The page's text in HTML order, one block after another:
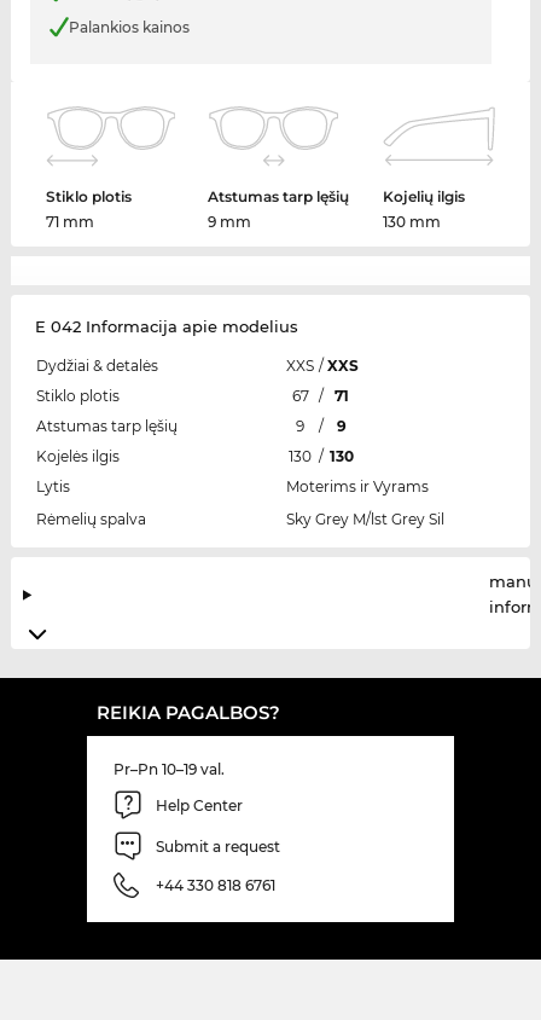
Palankios kainos
Stiklo plotis
71 mm
Atstumas tarp lęšių
9 mm
Kojelių ilgis
130 mm
E 042 Informacija apie modelius
Dydžiai & detalės XXS / XXS
Stiklo plotis
67 /
71
Atstumas tarp lęšių
9 /
9
Kojelės ilgis
130 / 130
Lytis
Moterims ir Vyrams
Rėmelių spalva
Sky Grey M/lst Grey Sil
REIKIA PAGALBOS?
Pr–Pn 10–19 val.
Help Center
Submit a request
+44 330 818 6761